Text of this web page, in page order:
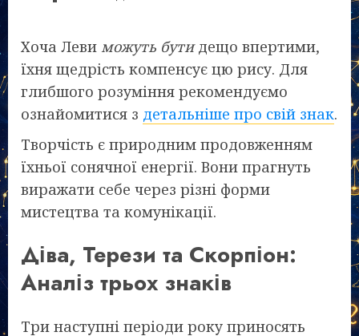
Хоча Леви можуть бутидещо впертими,
їхня щедрість компенсує цю рису. Для
глибшого розуміння рекомендуємо
ознайомитися з детальніше про свій знак.
Творчість є природним продовженням
їхньої сонячної енергії. Вони прагнуть
виражати себе через різні форми
мистецтва та комунікації.
Діва, Терези та Скорпіон:
Аналіз трьох знаків
Три наступні періоди року приносять